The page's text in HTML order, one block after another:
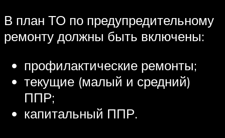
В план ТО по предупредительному
ремонту должны быть включены:
профилактические ремонты;
текущие (малый и средний)
ППР;
капитальный ППР.